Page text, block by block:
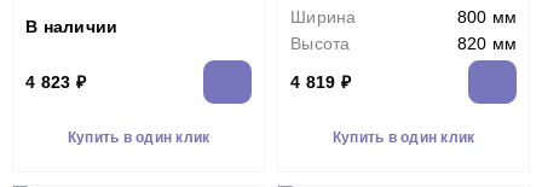
В наличии
4 823 ₽
Купить в один клик
Ширина
800 мм
Высота
820 мм
4 819 ₽
Купить в один клик